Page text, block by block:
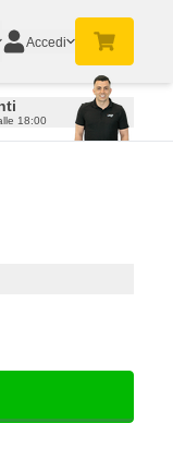
Accedi
18:00